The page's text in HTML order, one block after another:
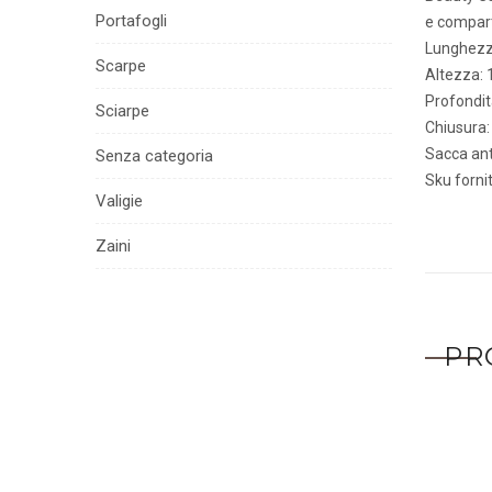
e
Altezza:
Sacca
Sku
Portafogli
Scarpe
Sciarpe
Senza categoria
Valigie
Zaini